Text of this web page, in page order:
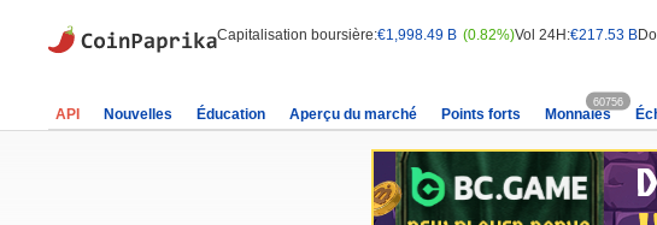
Capitalisation boursière:€1,998.49 B (0.82%)Vol 24H:€217.53 B
API Nouvelles Éducation Aperçu du marché Points forts Monnaies
60756